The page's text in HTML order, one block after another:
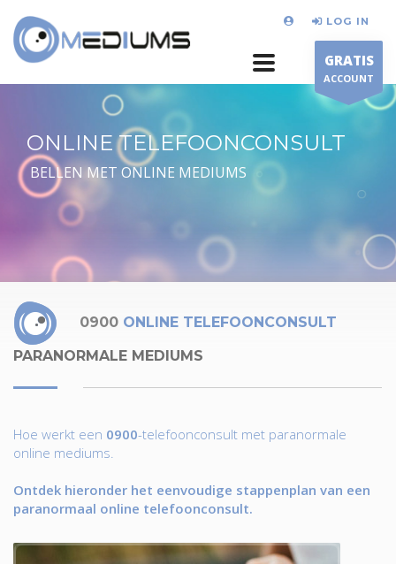
LOG IN
GRATIS
ACCOUNT
ONLINE TELEFOONCONSULT
BELLEN MET ONLINE MEDIUMS
0900 ONLINE TELEFOONCONSULT
PARANORMALE MEDIUMS
Hoe werkt een 0900-telefoonconsult met paranormale
online mediums.
Ontdek hieronder het eenvoudige stappenplan van een
paranormaal online telefoonconsult.